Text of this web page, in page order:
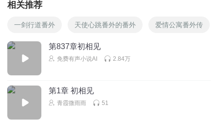
相关推荐
一剑行道番外 天使心跳番外的番外 爱情公寓番外传
第837章初相见
免费有声小说AI 2.84万
第1章 初相见
青霞微雨雨 51